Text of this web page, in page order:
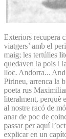
Exteriors recupera
viatgers’ amb el
maig; les tertúlies
quedaven la pols i
lloc. Andorra...
Pirineu, arrenca la
poeta rus
literalment, perquè
al nostre racó de
anar de poc de
passar per aquí
explicar en un